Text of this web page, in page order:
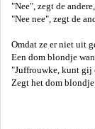
"Nee", zegt de
"Nee nee", zegt de
Omdat ze er niet uit
Een dom blondje
"Juffrouwke, kunt gij
Zegt het dom